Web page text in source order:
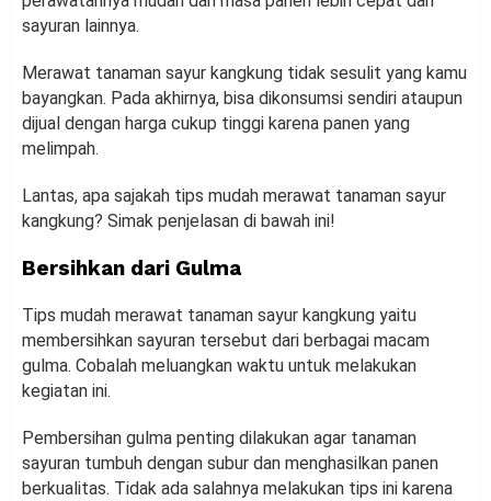
sayuran lainnya.
Merawat tanaman sayur kangkung tidak sesulit yang kamu
bayangkan. Pada akhirnya, bisa dikonsumsi sendiri ataupun
dijual dengan harga cukup tinggi karena panen yang
melimpah.
Lantas, apa sajakah tips mudah merawat tanaman sayur
kangkung? Simak penjelasan di bawah ini!
Bersihkan dari Gulma
Tips mudah merawat tanaman sayur kangkung yaitu
membersihkan sayuran tersebut dari berbagai macam
gulma. Cobalah meluangkan waktu untuk melakukan
kegiatan ini.
Pembersihan gulma penting dilakukan agar tanaman
sayuran tumbuh dengan subur dan menghasilkan panen
berkualitas. Tidak ada salahnya melakukan tips ini karena